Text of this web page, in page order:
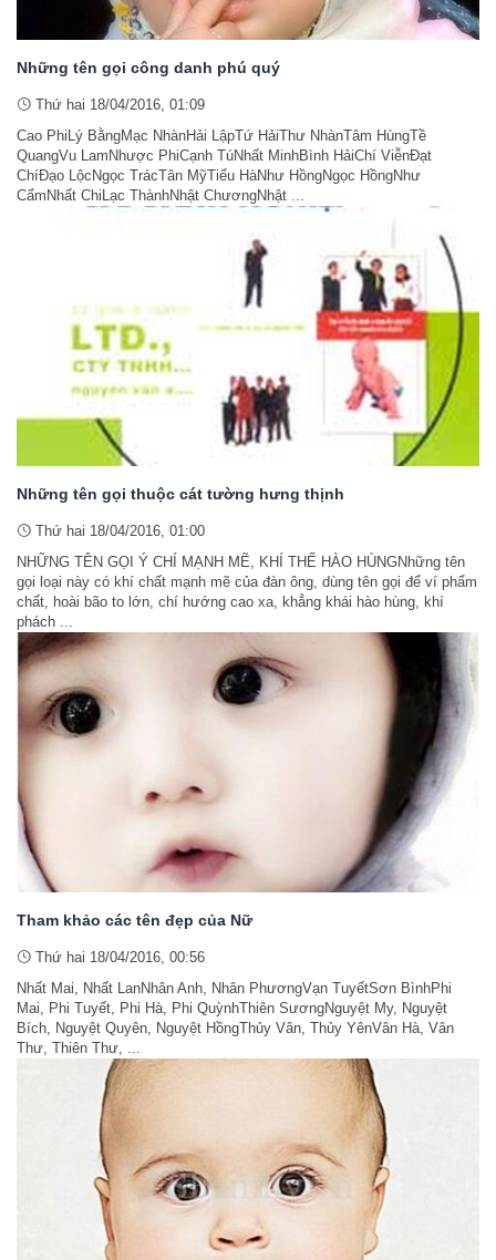
Những tên gọi công danh phú quý
Thứ hai 18/04/2016, 01:09
Cao PhiLý BằngMạc NhànHải LậpTứ HảiThư NhànTâm HùngTề
QuangVu LamNhược PhiCạnh TúNhất MinhBình HảiChí ViễnĐạt
ChíĐạo LộcNgọc TrácTân MỹTiểu HàNhư HồngNgọc HồngNhư
CẩmNhất ChiLạc ThànhNhật ChươngNhật ...
Những tên gọi thuộc cát tường hưng thịnh
Thứ hai 18/04/2016, 01:00
NHỮNG TÊN GỌI Ý CHÍ MẠNH MẼ, KHÍ THẾ HÀO HÙNGNhững tên
gọi loại này có khí chất mạnh mẽ của đàn ông, dùng tên gọi để ví phẩm
chất, hoài bão to lớn, chí hướng cao xa, khẳng khái hào hùng, khí
phách ...
Tham khảo các tên đẹp của Nữ
Thứ hai 18/04/2016, 00:56
Nhất Mai, Nhất LanNhân Anh, Nhân PhươngVạn TuyếtSơn BìnhPhi
Mai, Phi Tuyết, Phi Hà, Phi QuỳnhThiên SươngNguyệt My, Nguyệt
Bích, Nguyệt Quyên, Nguyệt HồngThủy Vân, Thủy YênVân Hà, Vân
Thư, Thiên Thư, ...